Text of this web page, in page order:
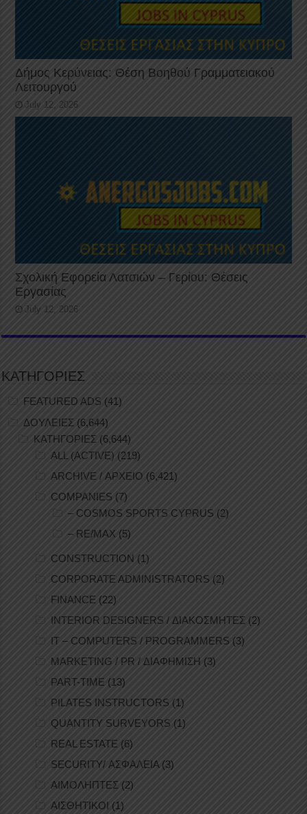
Δήμος Κερύνειας: Θέση Βοηθού Γραμματειακού
Λειτουργού
July 12, 2026
Σχολική Εφορεία Λατσιών – Γερίου: Θέσεις
Εργασίας
July 12, 2026
ΚΑΤΗΓΟΡΙΕΣ
FEATURED ADS (41)
ΔΟΥΛΕΙΕΣ (6,644)
ΚΑΤΗΓΟΡΙΕΣ (6,644)
ALL (ACTIVE) (219)
ARCHIVE / ΑΡΧΕΙΟ (6,421)
COMPANIES (7)
– COSMOS SPORTS CYPRUS (2)
– RE/MAX (5)
CONSTRUCTION (1)
CORPORATE ADMINISTRATORS (2)
FINANCE (22)
INTERIOR DESIGNERS / ΔΙΑΚΟΣΜΗΤΕΣ (2)
IT – COMPUTERS / PROGRAMMERS (3)
MARKETING / PR / ΔΙΑΦΗΜΙΣΗ (3)
PART-TIME (13)
PILATES INSTRUCTORS (1)
QUANTITY SURVEYORS (1)
REAL ESTATE (6)
SECURITY/ ΑΣΦΑΛΕΙΑ(3)
ΑΙΜΟΛΗΠΤΕΣ (2)
ΑΙΣΘΗΤΙΚΟΙ (1)